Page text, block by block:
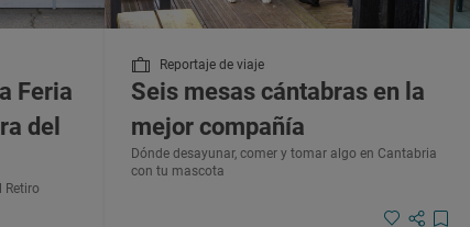
Feria
del
Retiro
Reportaje de viaje
Seis mesas cántabras en la
mejor compañía
Dónde desayunar, comer y tomar algo en Cantabria
con tu mascota